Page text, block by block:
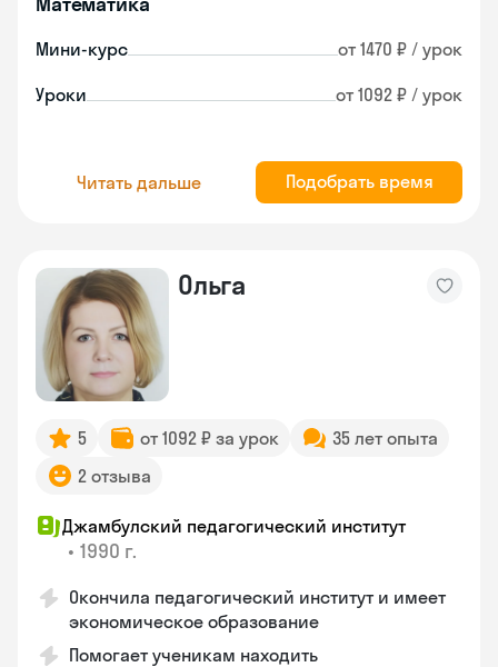
Мини-курс от 1470 ₽ / урок
Уроки от 1092 ₽ / урок
Читать дальше Подобрать время
Ольга
5 от 1092 ₽ за урок
35 лет опыта
2 отзыва
Джамбулский педагогический институт
• 1990 г.
Окончила педагогический институт и имеет
экономическое образование
Помогает ученикам находить